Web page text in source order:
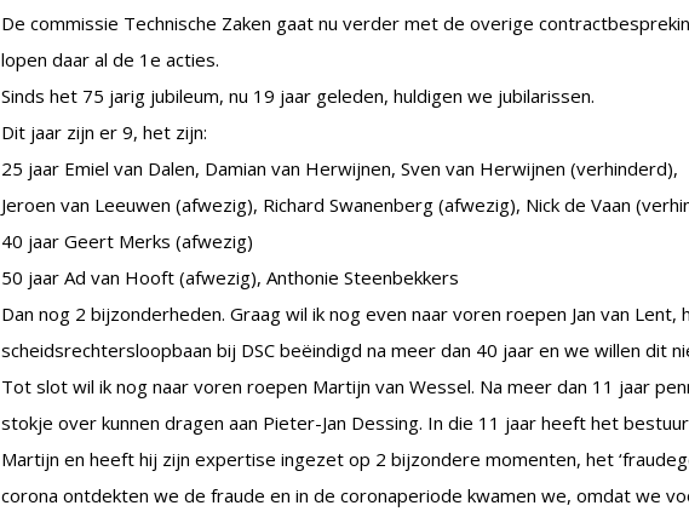
De commissie Technische Zaken gaat nu verder met de overige
lopen daar al de 1e acties.
Sinds het 75 jarig jubileum, nu 19 jaar geleden, huldigen we jubilarissen.
Dit jaar zijn er 9, het zijn:
25 jaar Emiel van Dalen, Damian van Herwijnen, Sven van Herwijnen (verhinderd),
Jeroen van Leeuwen (afwezig), Richard Swanenberg (afwezig), Nick de Vaan
40 jaar Geert Merks (afwezig)
50 jaar Ad van Hooft (afwezig), Anthonie Steenbekkers
Dan nog 2 bijzonderheden. Graag wil ik nog even naar voren roepen Jan van Lent,
scheidsrechtersloopbaan bij DSC beëindigd na meer dan 40 jaar en we willen dit
Tot slot wil ik nog naar voren roepen Martijn van Wessel. Na meer dan 11 jaar
stokje over kunnen dragen aan Pieter-Jan Dessing. In die 11 jaar heeft het
Martijn en heeft hij zijn expertise ingezet op 2 bijzondere momenten, het
corona ontdekten we de fraude en in de coronaperiode kwamen we, omdat we